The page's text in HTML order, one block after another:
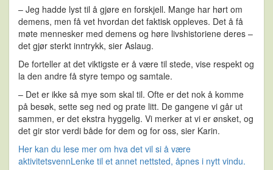
– Jeg hadde lyst til å gjøre en forskjell. Mange har hørt om
demens, men få vet hvordan det faktisk oppleves. Det å få
møte mennesker med demens og høre livshistoriene deres –
det gjør sterkt inntrykk, sier Aslaug.
De forteller at det viktigste er å være til stede, vise respekt og
la den andre få styre tempo og samtale.
– Det er ikke så mye som skal til. Ofte er det nok å komme
på besøk, sette seg ned og prate litt. De gangene vi går ut
sammen, er det ekstra hyggelig. Vi merker at vi er ønsket, og
det gir stor verdi både for dem og for oss, sier Karin.
Her kan du lese mer om hva det vil si å være
aktivitetsvennLenke til et annet nettsted, åpnes i nytt vindu.